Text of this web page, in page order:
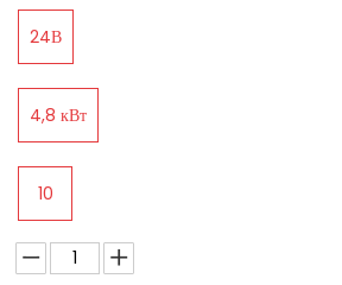
24В
4,8 кВт
10